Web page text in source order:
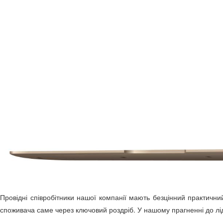
Провідні співробітники нашої компанії мають безцінний
споживача саме через ключовий роздріб. У нашому прагненні до